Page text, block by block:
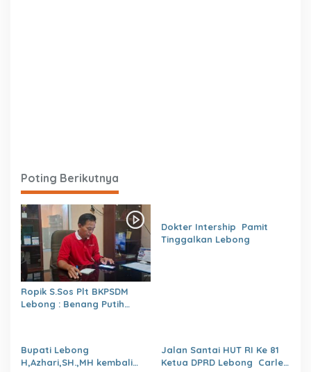
Poting Berikutnya
Ropik S.Sos Plt BKPSDM
Lebong : Benang Putih
Dokter Intership Pamit
Tinggalkan Lebong
Bupati Lebong
H,Azhari,SH.,MH kembali
Jalan Santai HUT RI Ke 81
Ketua DPRD Lebong Carles